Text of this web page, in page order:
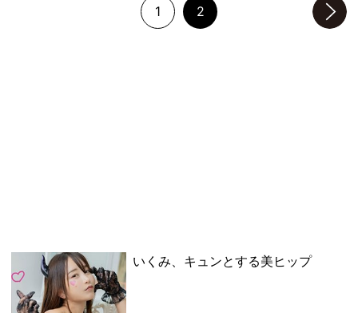
1 2
いくみ、キュンとする美ヒップ